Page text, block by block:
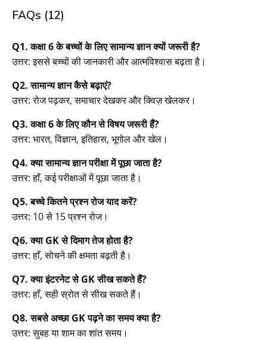
FAQs (12)
Q1. कक्षा 6 के बच्चों के लिए सामान्य ज्ञान क्यों जरूरी है?
उत्तर: इससे बच्चों की जानकारी और आत्मविश्वास बढ़ता है।
Q2. सामान्य ज्ञान कैसे बढ़ाएं?
उत्तर: रोज पढ़कर, समाचार देखकर और क्विज़ खेलकर।
Q3. कक्षा 6 के लिए कौन से विषय जरूरी हैं?
उत्तर: भारत, विज्ञान, इतिहास, भूगोल और खेल।
Q4. क्या सामान्य ज्ञान परीक्षा में पूछा जाता है?
उत्तर: हाँ, कई परीक्षाओं में पूछा जाता है।
Q5. बच्चे कितने प्रश्न रोज याद करें?
उत्तर: 10 से 15 प्रश्न रोज।
Q6. क्या GK से दिमाग तेज होता है?
उत्तर: हाँ, सोचने की क्षमता बढ़ती है।
Q7. क्या इंटरनेट से GK सीख सकते हैं?
उत्तर: हाँ, सही स्रोत से सीख सकते हैं।
Q8. सबसे अच्छा GK पढ़ने का समय क्या है?
उत्तर: सुबह या शाम का शांत समय।